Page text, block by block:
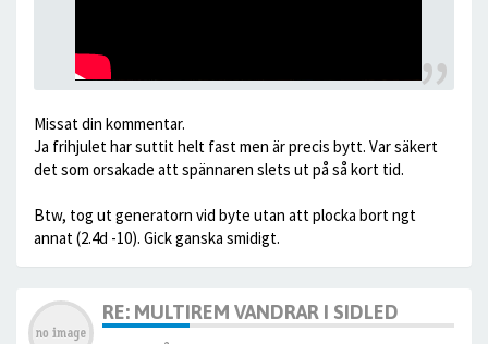
Missat din kommentar.
Ja frihjulet har suttit helt fast men är precis bytt. Var säkert
det som orsakade att spännaren slets ut på så kort tid.
Btw, tog ut generatorn vid byte utan att plocka bort ngt
annat (2.4d -10). Gick ganska smidigt.
RE: MULTIREM VANDRAR I SIDLED